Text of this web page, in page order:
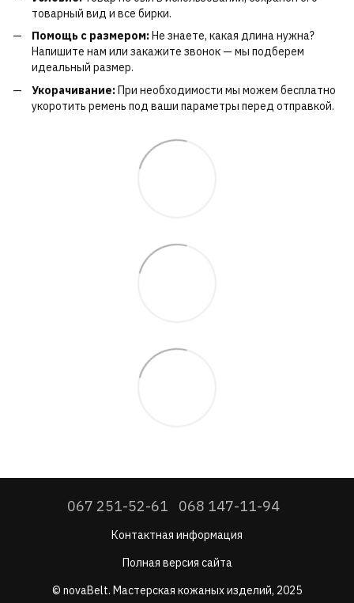
товарный вид и все бирки.
Помощь с размером: Не знаете, какая длина нужна?
Напишите нам или закажите звонок — мы подберем
идеальный размер.
Укорачивание:При необходимости мы можем бесплатно
укоротить ремень под ваши параметры перед отправкой.
067 251-52-61 068 147-11-94
Контактная информация
Полная версия сайта
© novaBelt. Мастерская кожаных изделий, 2025